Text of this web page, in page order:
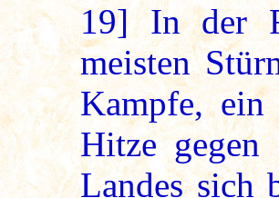
19] In der
meisten
Kampfe, ein
Hitze gegen
Landes sich